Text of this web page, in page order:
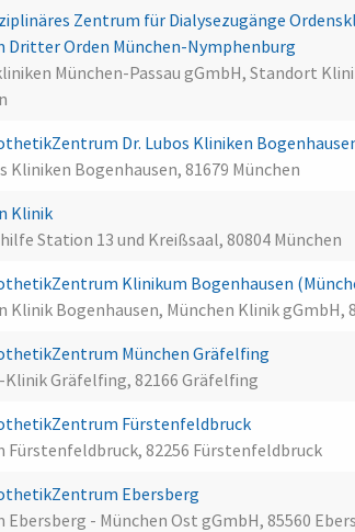
Zentrum für Dialysezugänge
Dritter Orden München-Nymphenburg
München-Passau gGmbH, Standort
Dr. Lubos Kliniken
Kliniken Bogenhausen, 81679 München
Klinik
Station 13 und Kreißsaal, 80804 München
Klinikum Bogenhausen
Klinik Bogenhausen, München Klinik gGmbH,
München Gräfelfing
Gräfelfing, 82166 Gräfelfing
Fürstenfeldbruck
Fürstenfeldbruck, 82256 Fürstenfeldbruck
Ebersberg
Ebersberg - München Ost gGmbH, 85560